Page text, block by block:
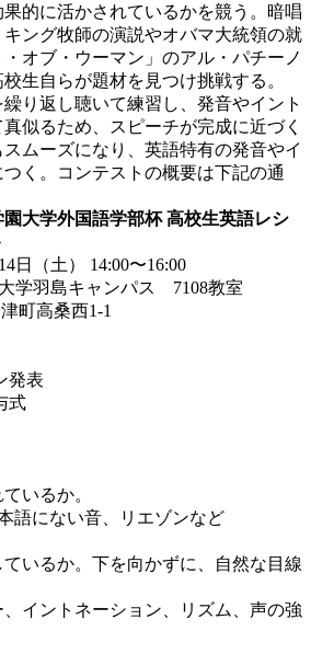
的に活かされているかを競う。暗唱
ング牧師の演説やオバマ大統領の就
オブ・ウーマン」のアル・パチーノ
生自らが題材を見つけ挑戦する。
り返し聴いて練習し、発音やイント
似るため、スピーチが完成に近づく
ムーズになり、英語特有の発音やイ
く。コンテストの概要は下記の通
大学外国語学部杯 高校生英語レシ
日（土） 14:00〜16:00
学羽島キャンパス 7108教室
町高桑西1-1
発表
式
いるか。
にない音、リエゾンなど
Eyes 10点
るか。下を向かずに、自然な目線
ントネーション、リズム、声の強